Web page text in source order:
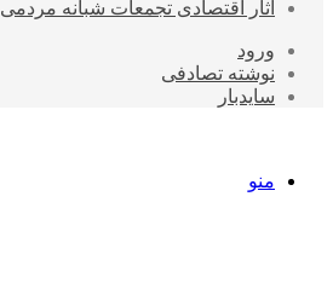
آثار اقتصادی تجمعات شبانه مردمی
ورود
نوشته تصادفی
سایدبار
منو